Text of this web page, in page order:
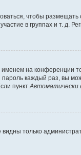
чтобы
в группах и т. д.
именем на конференции
каждый раз, вы
пункт Автоматически
видны только